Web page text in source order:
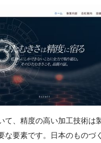
て、精度の高い加工技術は
な要素です。日本のものづ